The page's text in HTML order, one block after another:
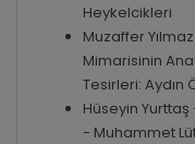
Heykelcikleri
Muzaffer
Mimarisinin
Tesirleri: Aydın
Hüseyin
- Muhammet